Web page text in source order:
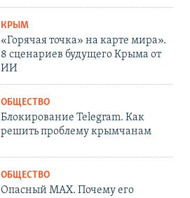
КРЫМ
«Горячая точка» на карте мира».
8 сценариев будущего Крыма от
ИИ
ОБЩЕСТВО
Блокирование Telegram. Как
решить проблему крымчанам
ОБЩЕСТВО
Опасный MAX. Почему его